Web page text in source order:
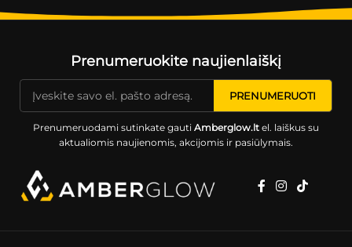
Prenumeruokite naujienlaiškį
Prenumeruodami sutinkate gauti Amberglow.ltel. laiškus su
aktualiomis naujienomis, akcijomis ir pasiūlymais.